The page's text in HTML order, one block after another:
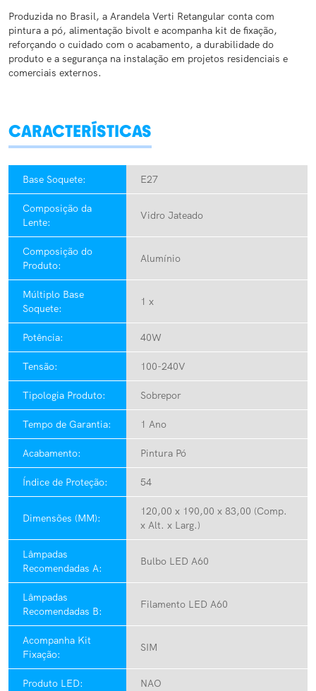
Produzida no Brasil, a Arandela Verti Retangular conta com
pintura a pó, alimentação bivolt e acompanha kit de fixação,
reforçando o cuidado com o acabamento, a durabilidade do
produto e a segurança na instalação em projetos residenciais e
comerciais externos.
CARACTERÍSTICAS
Base Soquete: E27
Composição da
Lente:
Vidro Jateado
Composição do
Produto:
Alumínio
Múltiplo Base
Soquete:
1 x
Potência: 40W
Tensão: 100-240V
Tipologia Produto: Sobrepor
Tempo de Garantia: 1 Ano
Acabamento: Pintura Pó
Índice de Proteção: 54
Dimensões (MM):
120,00 x 190,00 x 83,00 (Comp.
x Alt. x Larg.)
Lâmpadas
Recomendadas A:
Bulbo LED A60
Lâmpadas
Recomendadas B:
Filamento LED A60
Acompanha Kit
Fixação:
SIM
Produto LED: NAO